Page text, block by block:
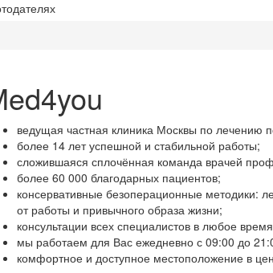
ведущая частная клиника Москвы по лечению
более 14 лет успешной и стабильной работы;
сложившаяся сплочённая команда врачей
более 60 000 благодарных пациентов;
консервативные безоперационные методики:
от работы и привычного образа жизни;
консультации всех специалистов в любое
мы работаем для Вас ежедневно с 09:00 до
комфортное и доступное местоположение в